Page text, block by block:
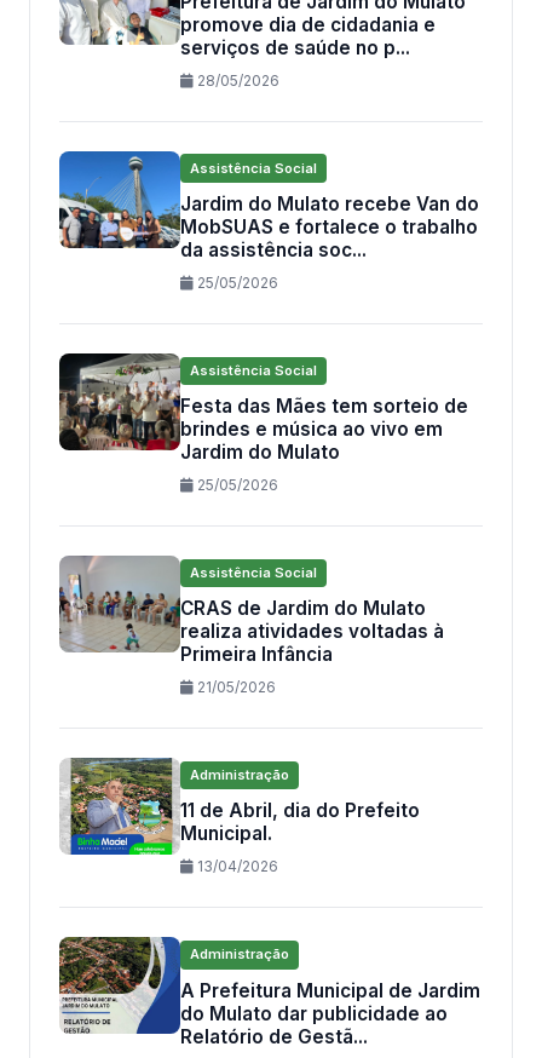
promove dia de cidadania e
serviços de saúde no p...
28/05/2026
Assistência Social
Jardim do Mulato recebe Van do
MobSUAS e fortalece o trabalho
da assistência soc...
25/05/2026
Assistência Social
Festa das Mães tem sorteio de
brindes e música ao vivo em
Jardim do Mulato
25/05/2026
Assistência Social
CRAS de Jardim do Mulato
realiza atividades voltadas à
Primeira Infância
21/05/2026
Administração
11 de Abril, dia do Prefeito
Municipal.
13/04/2026
Administração
A Prefeitura Municipal de Jardim
do Mulato dar publicidade ao
Relatório de Gestã...